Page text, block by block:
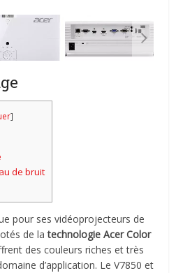
]
de bruit
pour ses vidéoprojecteurs de
de latechnologie Acer Color
des couleurs riches et très
d’application. Le V7850 et